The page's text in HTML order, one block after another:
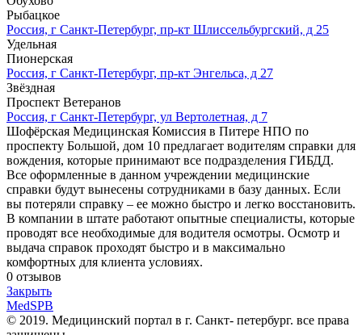
Рыбацкое
Россия, г Санкт-Петербург, пр-кт Шлиссельбургский, д 25
Удельная
Пионерская
Россия, г Санкт-Петербург, пр-кт Энгельса, д 27
Звёздная
Проспект Ветеранов
Россия, г Санкт-Петербург, ул Вертолетная, д 7
Шофёрская Медицинская Комиссия в Питере НПО по
проспекту Большой, дом 10 предлагает водителям справки для
вождения, которые принимают все подразделения ГИБДД.
Все оформленные в данном учреждении медицинские
справки будут вынесены сотрудниками в базу данных. Если
вы потеряли справку – ее можно быстро и легко восстановить.
В компании в штате работают опытные специалисты, которые
проводят все необходимые для водителя осмотры. Осмотр и
выдача справок проходят быстро и в максимально
комфортных для клиента условиях.
0 отзывов
Закрыть
MedSPB
© 2019. Медицинский портал в г. Санкт- петербург. все права